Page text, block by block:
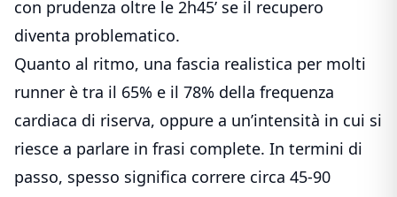
con prudenza oltre le 2h45’ se il recupero
diventa problematico.
Quanto al ritmo, una fascia realistica per molti
runner è tra il 65% e il 78% della frequenza
cardiaca di riserva, oppure a un’intensità in cui si
riesce a parlare in frasi complete. In termini di
passo, spesso significa correre circa 45-90